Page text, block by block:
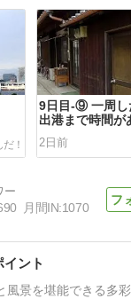
9日目-⑨ 一周し
出港まで時間が
とっ走り。
2日前
月間IN:1070
ント
風景を堪能できる多